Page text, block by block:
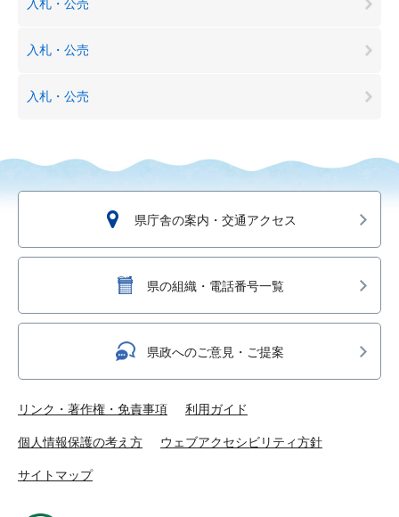
入札・公売
入札・公売
入札・公売
県庁舎の案内・交通アクセス
県の組織・電話番号一覧
県政へのご意見・ご提案
リンク・著作権・免責事項 利用ガイド
個人情報保護の考え方 ウェブアクセシビリティ方針
サイトマップ